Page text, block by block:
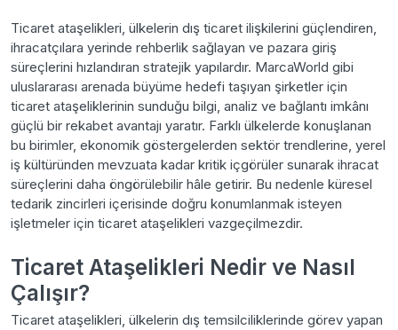
Ticaret ataşelikleri, ülkelerin dış ticaret ilişkilerini güçlendiren,
ihracatçılara yerinde rehberlik sağlayan ve pazara giriş
süreçlerini hızlandıran stratejik yapılardır. MarcaWorld gibi
uluslararası arenada büyüme hedefi taşıyan şirketler için
ticaret ataşeliklerinin sunduğu bilgi, analiz ve bağlantı imkânı
güçlü bir rekabet avantajı yaratır. Farklı ülkelerde konuşlanan
bu birimler, ekonomik göstergelerden sektör trendlerine, yerel
iş kültüründen mevzuata kadar kritik içgörüler sunarak ihracat
süreçlerini daha öngörülebilir hâle getirir. Bu nedenle küresel
tedarik zincirleri içerisinde doğru konumlanmak isteyen
işletmeler için ticaret ataşelikleri vazgeçilmezdir.
Ticaret Ataşelikleri Nedir ve Nasıl
Çalışır?
Ticaret ataşelikleri, ülkelerin dış temsilciliklerinde görev yapan